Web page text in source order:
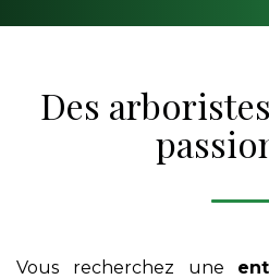
Des
Vous recherchez une